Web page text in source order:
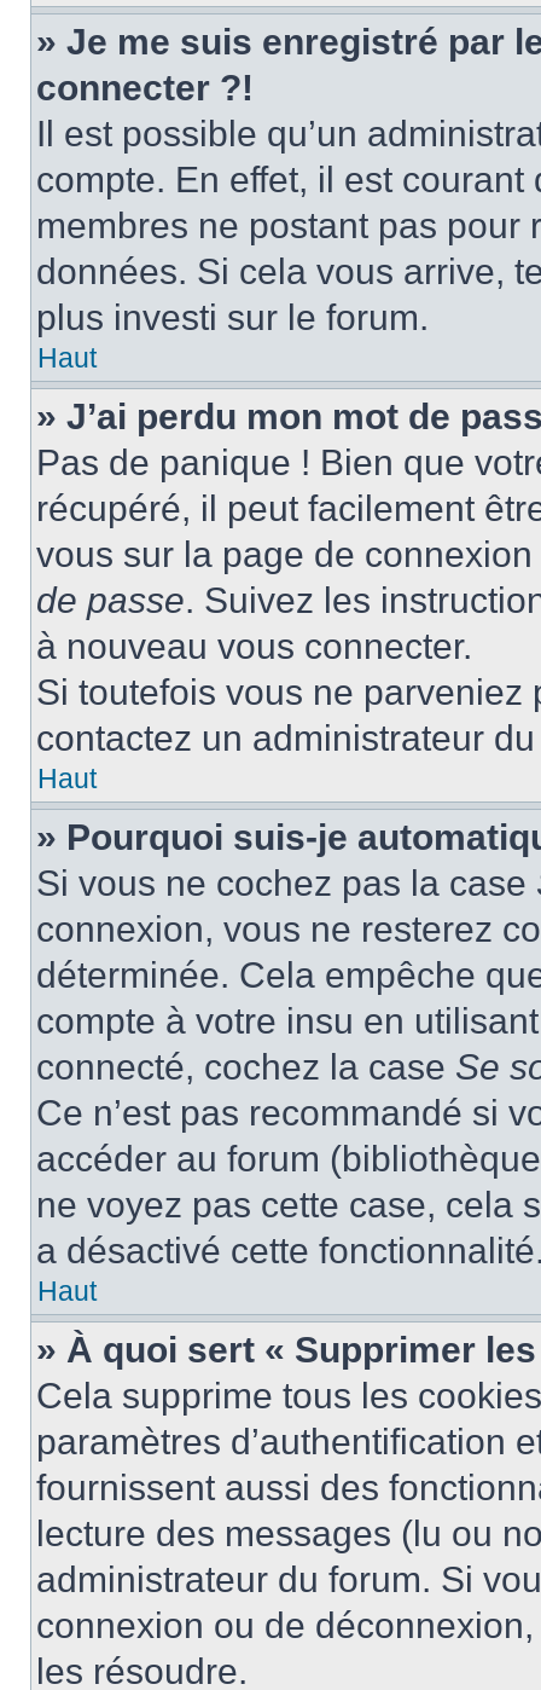
» Je me suis enregistré par
connecter ?!
Il est possible qu’un
compte. En effet, il est
membres ne postant pas
données. Si cela vous arrive,
plus investi sur le forum.
Haut
» J’ai perdu mon mot de
Pas de panique ! Bien que
récupéré, il peut facilement
vous sur la page de
de passe. Suivez les
à nouveau vous connecter.
Si toutefois vous ne
contactez un administrateur
Haut
» Pourquoi suis-je
Si vous ne cochez pas la case
connexion, vous ne resterez
déterminée. Cela empêche
compte à votre insu en
connecté, cochez la case Se
Ce n’est pas recommandé si
accéder au forum
ne voyez pas cette case, cela
a désactivé cette
Haut
» À quoi sert « Supprimer
Cela supprime tous les
paramètres d’authentification
fournissent aussi des
lecture des messages (lu ou
administrateur du forum. Si
connexion ou de
les résoudre.